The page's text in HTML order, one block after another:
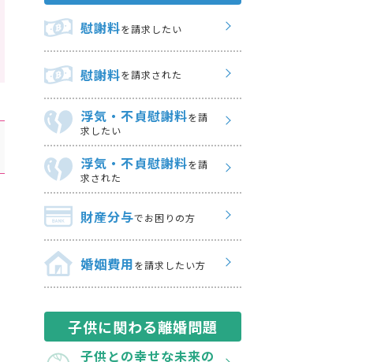
慰謝料を請求したい
慰謝料を請求された
浮気・不貞慰謝料を請
求したい
浮気・不貞慰謝料を請
求された
財産分与でお困りの方
婚姻費用を請求したい方
子供に関わる離婚問題
子供との幸せな未来の